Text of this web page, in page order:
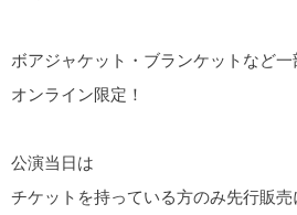
ボアジャケット・ブランケットなど一
オンライン限定！
公演当日は
チケットを持っている方のみ先行販